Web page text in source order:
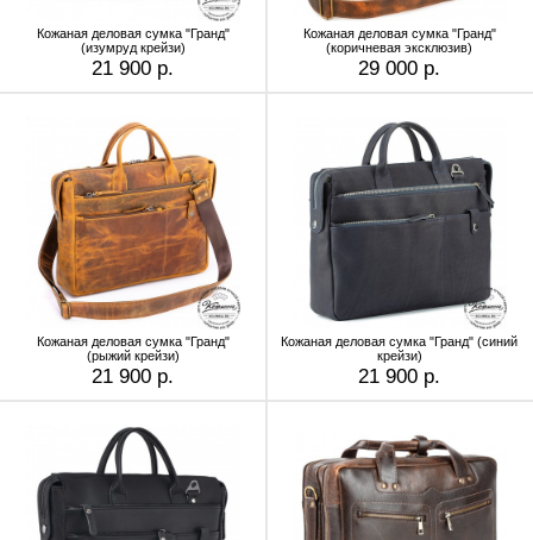
Кожаная деловая сумка "Гранд"
(изумруд крейзи)
21 900 р.
Кожаная деловая сумка "Гранд"
(коричневая эксклюзив)
29 000 р.
Кожаная деловая сумка "Гранд"
(рыжий крейзи)
21 900 р.
Кожаная деловая сумка "Гранд" (синий
крейзи)
21 900 р.